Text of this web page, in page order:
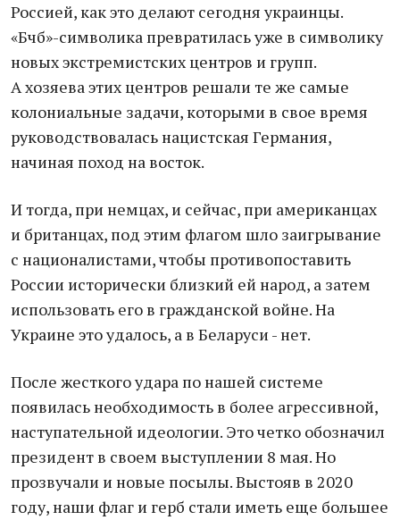
Россией, как это делают сегодня украинцы.
«Бчб»-символика превратилась уже в символику
новых экстремистских центров и групп.
А хозяева этих центров решали те же самые
колониальные задачи, которыми в свое время
руководствовалась нацистская Германия,
начиная поход на восток.
И тогда, при немцах, и сейчас, при американцах
и британцах, под этим флагом шло заигрывание
с националистами, чтобы противопоставить
России исторически близкий ей народ, а затем
использовать его в гражданской войне. На
Украине это удалось, а в Беларуси - нет.
После жесткого удара по нашей системе
появилась необходимость в более агрессивной,
наступательной идеологии. Это четко обозначил
президент в своем выступлении 8 мая. Но
прозвучали и новые посылы. Выстояв в 2020
году, наши флаг и герб стали иметь еще большее